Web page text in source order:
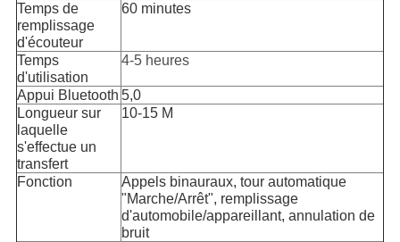
Temps de
remplissage
d'écouteur
60 minutes
Temps
d'utilisation
4-5 heures
Appui Bluetooth 5,0
Longueur sur
laquelle
s'effectue un
transfert
10-15 M
Fonction
Appels binauraux, tour automatique
"Marche/Arrêt", remplissage
d'automobile/appareillant, annulation de
bruit